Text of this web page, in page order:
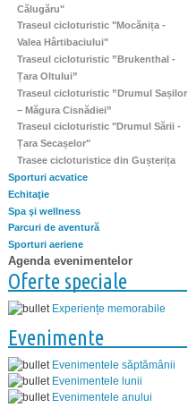
Călugăru"
Traseul cicloturistic "Mocănița -
Valea Hârtibaciului"
Traseul cicloturistic ”Brukenthal -
Țara Oltului”
Traseul cicloturistic ”Drumul Sașilor
– Măgura Cisnădiei”
Traseul cicloturistic "Drumul Sării -
Țara Secașelor"
Trasee cicloturistice din Gușterița
Sporturi acvatice
Echitaţie
Spa şi wellness
Parcuri de aventură
Sporturi aeriene
Agenda evenimentelor
Oferte speciale
Experiențe memorabile
Evenimente
Evenimentele săptămânii
Evenimentele lunii
Evenimentele anului